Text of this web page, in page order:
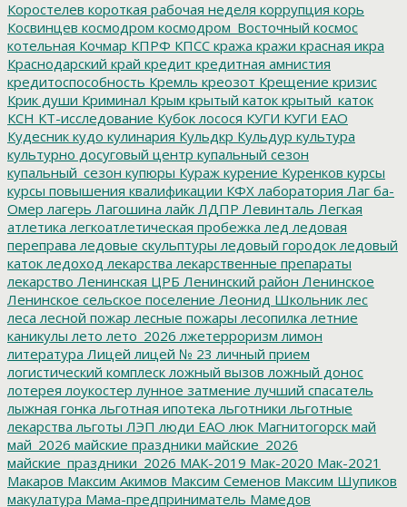
Коростелев короткая рабочая неделя коррупция корь
Косвинцев космодром космодром_Восточный космос
котельная Кочмар КПРФ КПСС кража кражи красная икра
Краснодарский край кредит кредитная амнистия
кредитоспособность Кремль креозот Крещение кризис
Крик души Криминал Крым крытый каток крытый_каток
КСН КТ-исследование Кубок лосося КУГИ КУГИ ЕАО
Кудесник кудо кулинария Кульдкр Кульдур культура
культурно досуговый центр купальный сезон
купальный_сезон купюры Кураж курение Куренков курсы
курсы повышения квалификации КФХ лаборатория Лаг ба-
Омер лагерь Лагошина лайк ЛДПР Левинталь Легкая
атлетика легкоатлетическая пробежка лед ледовая
переправа ледовые скульптуры ледовый городок ледовый
каток ледоход лекарства лекарственные препараты
лекарство Ленинская ЦРБ Ленинский район Ленинское
Ленинское сельское поселение Леонид Школьник лес
леса лесной пожар лесные пожары лесопилка летние
каникулы лето лето_2026 лжетерроризм лимон
литература Лицей лицей № 23 личный прием
логистический комплеск ложный вызов ложный донос
лотерея лоукостер лунное затмение лучший спасатель
лыжная гонка льготная ипотека льготники льготные
лекарства льготы ЛЭП люди ЕАО люк Магнитогорск май
май_2026 майские праздники майские_2026
майские_праздники_2026 МАК-2019 Мак-2020 Мак-2021
Макаров Максим Акимов Максим Семенов Максим Шупиков
макулатура Мама-предприниматель Мамедов